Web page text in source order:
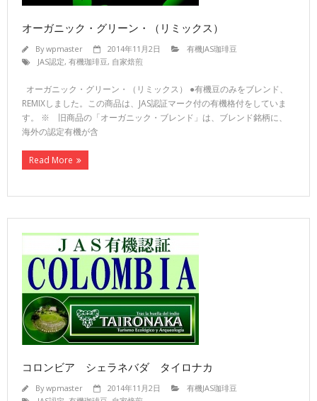
オーガニック・グリーン・（リミックス）
Bywpmaster 2014年11月2日
有機JAS珈琲豆
JAS認定, 有機珈琲豆, 自家焙煎
オーガニック・グリーン・（リミックス） ●有機豆のみをブレンド、
REMIXしました。この商品は、JAS認証マーク付の有機格付をしていま
す。 ※ 旧商品の「オーガニック・ブレンド」は、ブレンド銘柄に、
海外の認定有機が含
Read More
コロンビア シェラネバダ タイロナカ
Bywpmaster 2014年11月2日
有機JAS珈琲豆